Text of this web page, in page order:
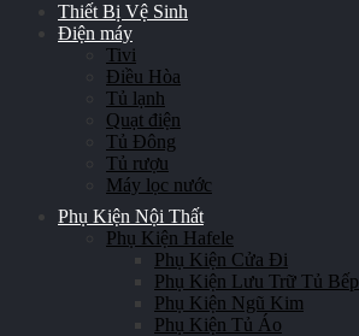
Thiết Bị Vệ Sinh
Điện máy
Tivi
Điều Hòa
Tủ lạnh
Quạt điện
Tủ Đông
Tủ rượu
Máy lọc nước
Phụ Kiện Nội Thất
Phụ Kiện Hafele
Phụ Kiện Cửa Đi
Phụ Kiện Lưu Trữ Tủ Bếp
Phụ Kiện Ngũ Kim
Phụ Kiện Tủ Áo